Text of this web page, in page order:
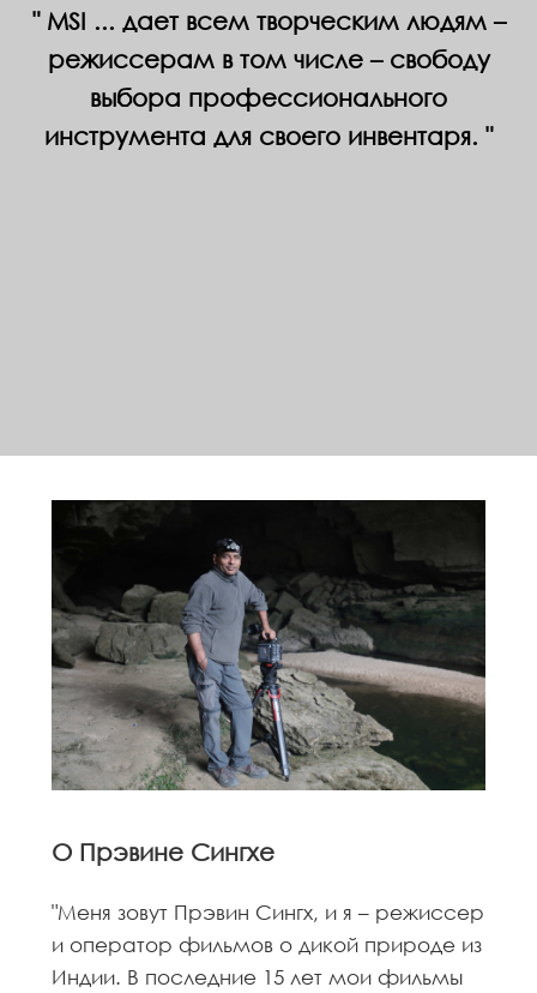
MSI ... дает всем творческим людям –
режиссерам в том числе – свободу
выбора профессионального
инструмента для своего инвентаря.
О Прэвине Сингхе
"Меня зовут Прэвин Сингх, и я – режиссер
и оператор фильмов о дикой природе из
Индии. В последние 15 лет мои фильмы